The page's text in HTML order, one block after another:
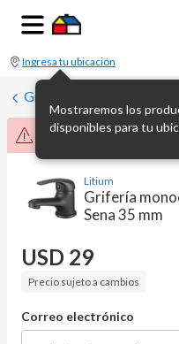
Ingresa tu ubicación
Mostraremos los
disponibles para tu
Grifería para lavatorios
Producto no disponible
Litium
Grifería
Sena 35 mm
USD 29
Precio sujeto a cambios
Correo electrónico